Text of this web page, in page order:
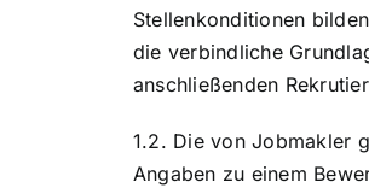
Stellenkonditionen
die verbindliche
anschließenden
Die von Jobmakler
Angaben zu einem